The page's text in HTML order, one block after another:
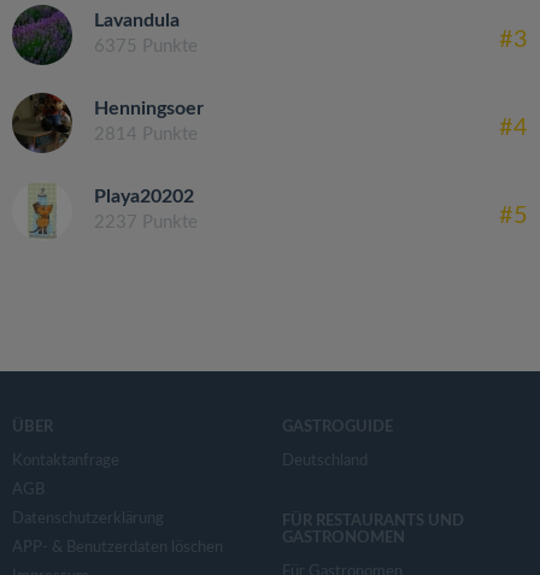
Lavandula
6375 Punkte #3
Henningsoer
2814 Punkte #4
Playa20202
2237 Punkte #5
ÜBER
Kontaktanfrage
AGB
Datenschutzerklärung
APP- & Benutzerdaten löschen
GASTROGUIDE
Deutschland
FÜR RESTAURANTS UND
GASTRONOMEN
Für Gastronomen